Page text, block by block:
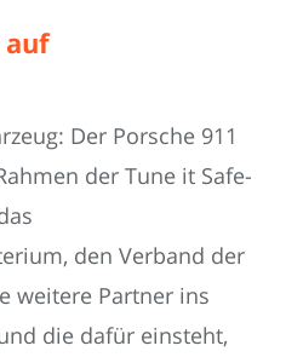
auf
Der Porsche 911
der Tune it Safe-
den Verband der
weitere Partner ins
die dafür einsteht,